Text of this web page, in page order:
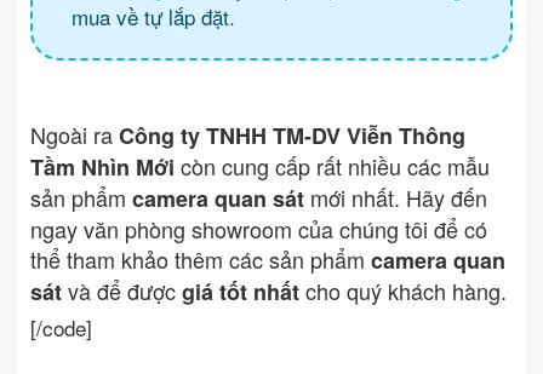
mua về tự lắp đặt.
Ngoài raCông ty TNHH TM-DV Viễn Thông
Tầm Nhìn Mới còn cung cấp rất nhiều các mẫu
sản phẩm camera quan sát mới nhất. Hãy đến
ngay văn phòng showroom của chúng tôi để có
thể tham khảo thêm các sản phẩm camera quan
sátvà để đượcgiá tốt nhấtcho quý khách hàng.
[/code]